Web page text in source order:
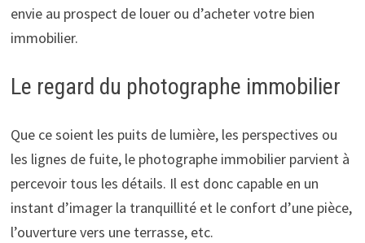
envie au prospect de louer ou d’acheter votre bien
immobilier.
Le regard du photographe immobilier
Que ce soient les puits de lumière, les perspectives ou
les lignes de fuite, le photographe immobilier parvient à
percevoir tous les détails. Il est donc capable en un
instant d’imager la tranquillité et le confort d’une pièce,
l’ouverture vers une terrasse, etc.